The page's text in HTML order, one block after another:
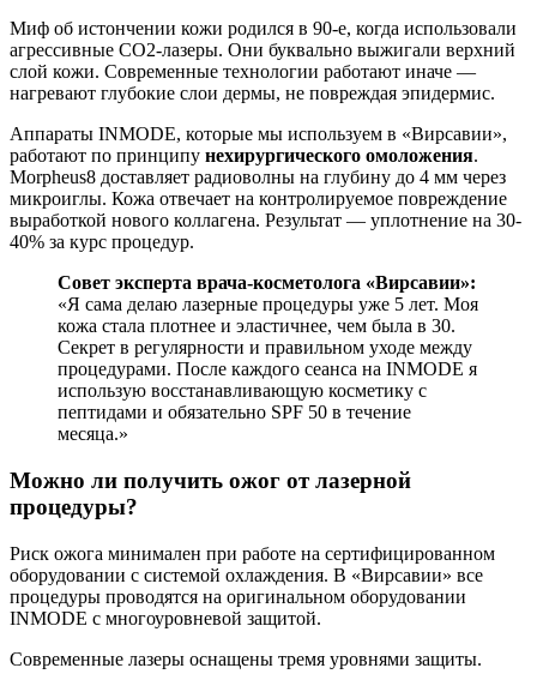
Миф об истончении кожи родился в 90-е, когда использовали
агрессивные СО2-лазеры. Они буквально выжигали верхний
слой кожи. Современные технологии работают иначе —
нагревают глубокие слои дермы, не повреждая эпидермис.
Аппараты INMODE, которые мы используем в «Вирсавии»,
работают по принципу нехирургического омоложения.
Morpheus8 доставляет радиоволны на глубину до 4 мм через
микроиглы. Кожа отвечает на контролируемое повреждение
выработкой нового коллагена. Результат — уплотнение на 30-
40% за курс процедур.
Совет эксперта врача-косметолога «Вирсавии»:
«Я сама делаю лазерные процедуры уже 5 лет. Моя
кожа стала плотнее и эластичнее, чем была в 30.
Секрет в регулярности и правильном уходе между
процедурами. После каждого сеанса на INMODE я
использую восстанавливающую косметику с
пептидами и обязательно SPF 50 в течение
месяца.»
Можно ли получить ожог от лазерной
процедуры?
Риск ожога минимален при работе на сертифицированном
оборудовании с системой охлаждения. В «Вирсавии» все
процедуры проводятся на оригинальном оборудовании
INMODE с многоуровневой защитой.
Современные лазеры оснащены тремя уровнями защиты.